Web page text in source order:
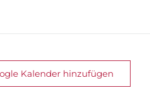
Kalender hinzufügen